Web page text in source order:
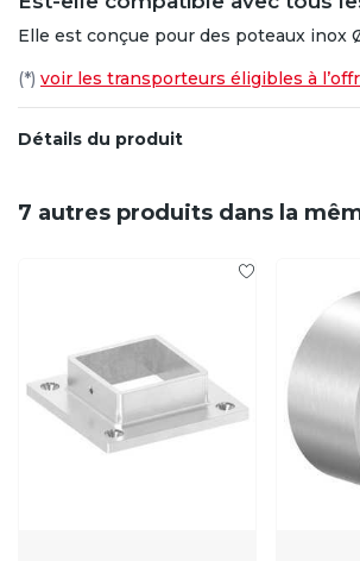
Elle est conçue pour des poteaux inox
(*) voir les transporteurs éligibles à
Détails du produit
7 autres produits dans la